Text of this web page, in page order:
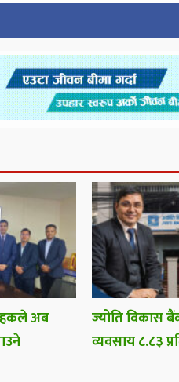
अब
ज्योति विकास
व्यवसाय ८.८३